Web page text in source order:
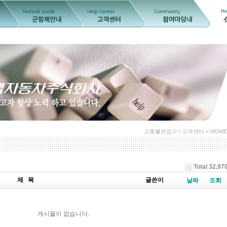
교통불편접수 / 고객센터 < HOME
Total
제 목
글쓴이 날짜 조회
게시물이 없습니다.